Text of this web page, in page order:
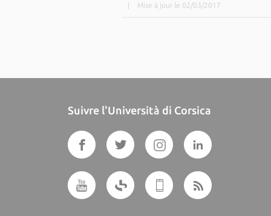
Mise à jour le 02/03/2017
Suivre l'Università di Corsica